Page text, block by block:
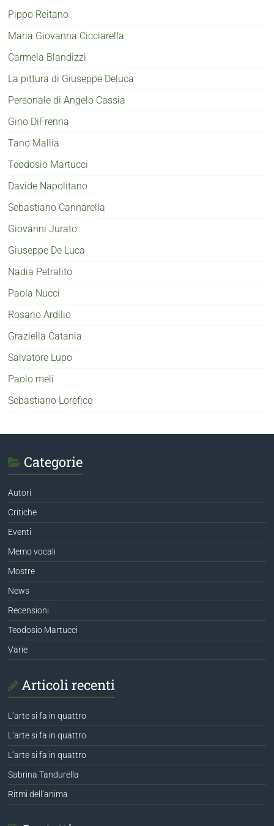
Pippo Reitano
Maria Giovanna Cicciarella
Carmela Blandizzi
La pittura di Giuseppe Deluca
Personale di Angelo Cassia
Gino DiFrenna
Tano Mallia
Teodosio Martucci
Davide Napolitano
Sebastiano Cannarella
Giovanni Jurato
Giuseppe De Luca
Nadia Petralito
Paola Nucci
Rosario Ardilio
Graziella Catania
Salvatore Lupo
Paolo meli
Sebastiano Lorefice
Categorie
Autori
Critiche
Eventi
Memo vocali
Mostre
News
Recensioni
Teodosio Martucci
Varie
Articoli recenti
L’arte si fa in quattro
L’arte si fa in quattro
L’arte si fa in quattro
Sabrina Tandurella
Ritmi dell’anima